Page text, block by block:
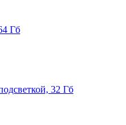
Гб
32 Гб